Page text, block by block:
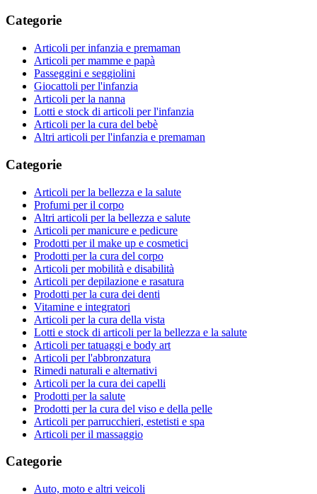
Categorie
Articoli per infanzia e premaman
Articoli per mamme e papà
Passeggini e seggiolini
Giocattoli per l'infanzia
Articoli per la nanna
Lotti e stock di articoli per l'infanzia
Articoli per la cura del bebè
Altri articoli per l'infanzia e premaman
Categorie
Articoli per la bellezza e la salute
Profumi per il corpo
Altri articoli per la bellezza e salute
Articoli per manicure e pedicure
Prodotti per il make up e cosmetici
Prodotti per la cura del corpo
Articoli per mobilità e disabilità
Articoli per depilazione e rasatura
Prodotti per la cura dei denti
Vitamine e integratori
Articoli per la cura della vista
Lotti e stock di articoli per la bellezza e la salute
Articoli per tatuaggi e body art
Articoli per l'abbronzatura
Rimedi naturali e alternativi
Articoli per la cura dei capelli
Prodotti per la salute
Prodotti per la cura del viso e della pelle
Articoli per parrucchieri, estetisti e spa
Articoli per il massaggio
Categorie
Auto, moto e altri veicoli